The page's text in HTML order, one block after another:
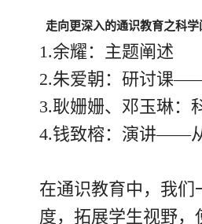
走向更深入的通识教育之科学
1.余耀：主题阐述
2.朱爱朝：研讨课
3.耿姗姗、邓玉琳：
4.钱致榕：演讲——
在通识教育中，我
度，拓展学生视野